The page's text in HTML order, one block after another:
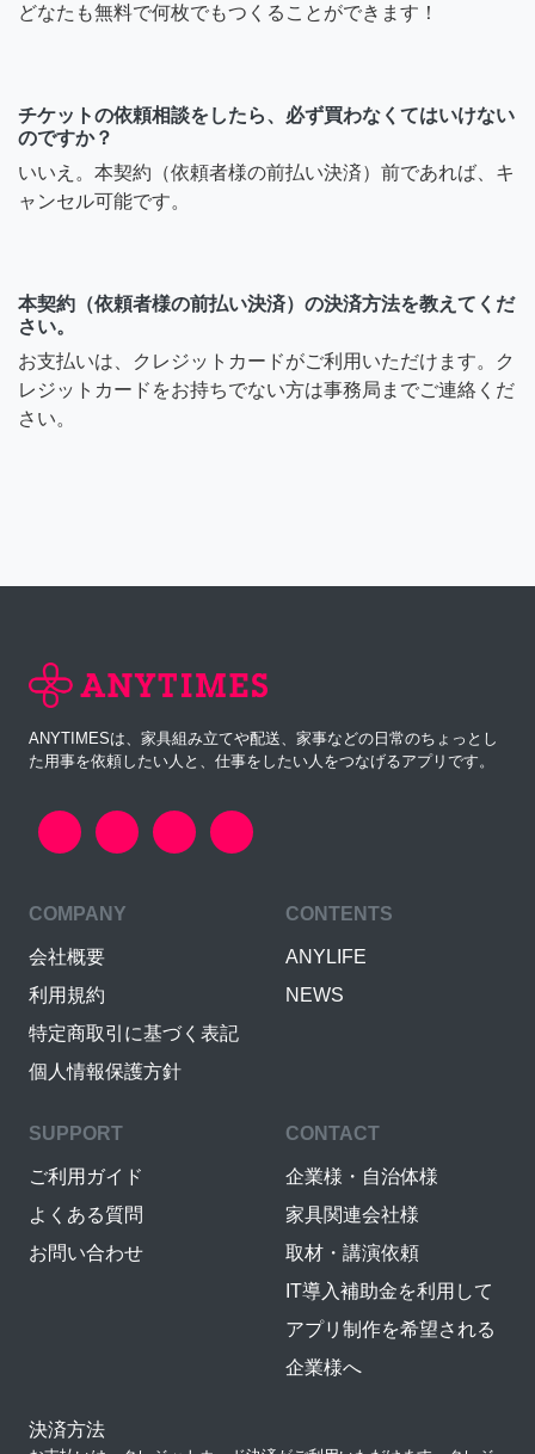
どなたも無料で何枚でもつくることができます！
チケットの依頼相談をしたら、必ず買わなくてはいけない
のですか？
いいえ。本契約（依頼者様の前払い決済）前であれば、キ
ャンセル可能です。
本契約（依頼者様の前払い決済）の決済方法を教えてくだ
さい。
お支払いは、クレジットカードがご利用いただけます。ク
レジットカードをお持ちでない方は事務局までご連絡くだ
さい。
ANYTIMESは、家具組み立てや配送、家事などの日常のちょっとし
た用事を依頼したい人と、仕事をしたい人をつなげるアプリです。
COMPANY
会社概要
利用規約
特定商取引に基づく表記
個人情報保護方針
CONTENTS
ANYLIFE
NEWS
SUPPORT
ご利用ガイド
よくある質問
お問い合わせ
CONTACT
企業様・自治体様
家具関連会社様
取材・講演依頼
IT導入補助金を利用して
アプリ制作を希望される
企業様へ
決済方法